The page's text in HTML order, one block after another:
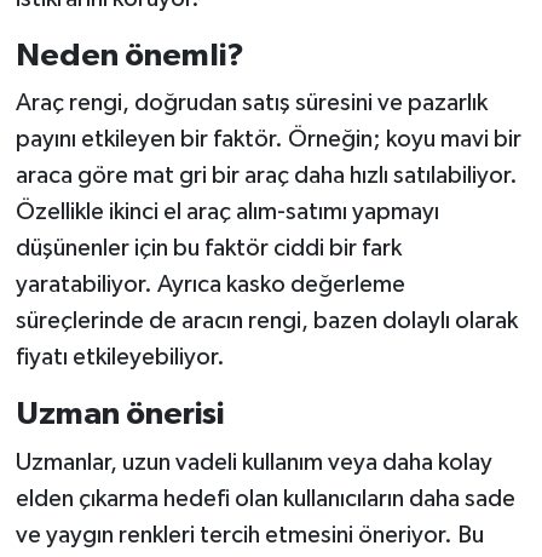
Neden önemli?
Araç rengi, doğrudan satış süresini ve pazarlık
payını etkileyen bir faktör. Örneğin; koyu mavi bir
araca göre mat gri bir araç daha hızlı satılabiliyor.
Özellikle ikinci el araç alım-satımı yapmayı
düşünenler için bu faktör ciddi bir fark
yaratabiliyor. Ayrıca kasko değerleme
süreçlerinde de aracın rengi, bazen dolaylı olarak
fiyatı etkileyebiliyor.
Uzman önerisi
Uzmanlar, uzun vadeli kullanım veya daha kolay
elden çıkarma hedefi olan kullanıcıların daha sade
ve yaygın renkleri tercih etmesini öneriyor. Bu
Video Galeri
Yaşam
Yemek Tarifleri